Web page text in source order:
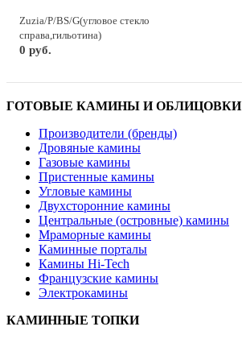
Zuzia/P/BS/G(угловое стекло
справа,гильотина)
0 руб.
ГОТОВЫЕ КАМИНЫ И ОБЛИЦОВКИ
Производители (бренды)
Дровяные камины
Газовые камины
Пристенные камины
Угловые камины
Двухсторонние камины
Центральные (островные) камины
Мраморные камины
Каминные порталы
Камины Hi-Tech
Французские камины
Электрокамины
КАМИННЫЕ ТОПКИ